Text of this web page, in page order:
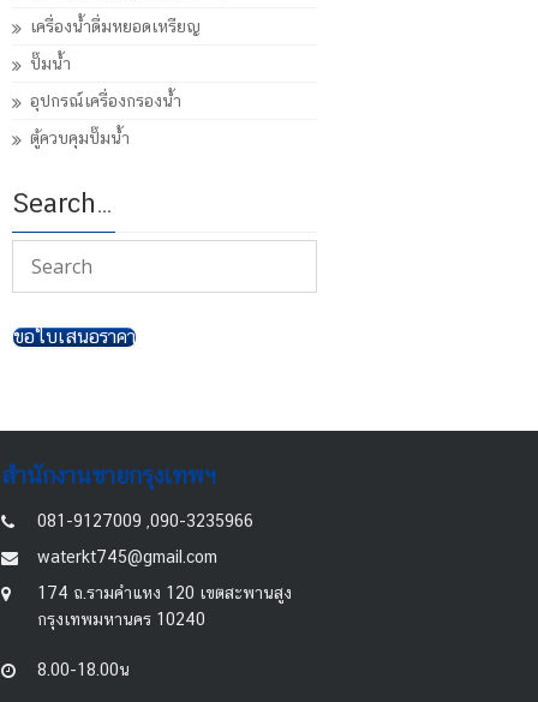
เครื่องน้ำดื่มหยอดเหรียญ
ปั๊มน้ำ
อุปกรณ์เครื่องกรองน้ำ
ตู้ควบคุมปั๊มน้ำ
Search…
ขอใบเสนอราคา
สำนักงานขายกรุงเทพฯ
081-9127009 ,090-3235966
waterkt745@gmail.com
174 ถ.รามคำแหง 120 เขตสะพานสูง
กรุงเทพมหานคร 10240
8.00-18.00น